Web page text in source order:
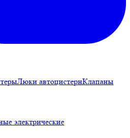
Люки автоцистернКлапаны
электрические